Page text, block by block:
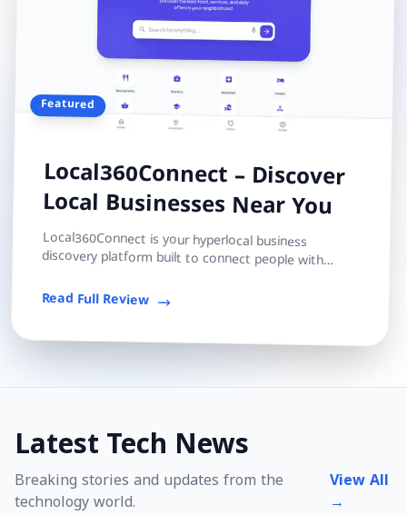
Featured
Local360Connect – Discover
Local Businesses Near You
Local360Connect is your hyperlocal business
discovery platform built to connect people with
Read Full Review
Latest Tech News
Breaking stories and updates from the
technology world.
View All
→